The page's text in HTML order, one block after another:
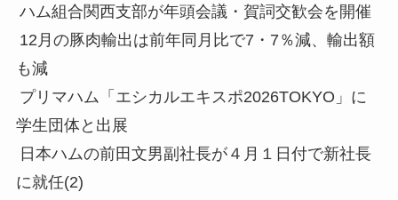
ハム組合関西支部が年頭会議・賀詞交歓会を開催
12月の豚肉輸出は前年同月比で7・7％減、輸出額
も減
プリマハム「エシカルエキスポ2026TOKYO」に
学生団体と出展
日本ハムの前田文男副社長が４月１日付で新社長
に就任(2)